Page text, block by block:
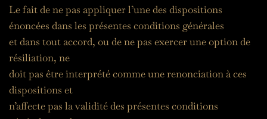
Le fait de ne pas appliquer l’une des dispositions
énoncées dans les présentes conditions générales
et dans tout accord, ou de ne pas exercer une option de
résiliation, ne
doit pas être interprété comme une renonciation à ces
dispositions et
n’affecte pas la validité des présentes conditions